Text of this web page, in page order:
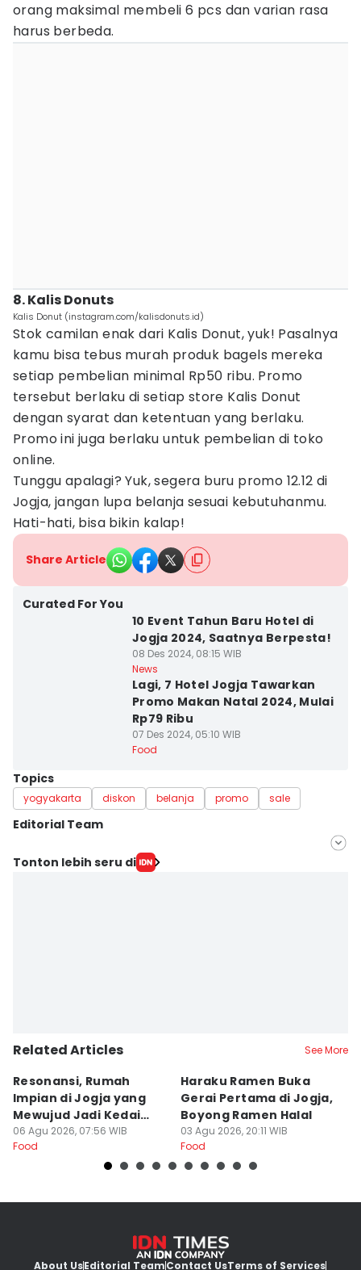
orang maksimal membeli 6 pcs dan varian rasa
harus berbeda.
8. Kalis Donuts
Kalis Donut (instagram.com/kalisdonuts.id)
Stok camilan enak dari Kalis Donut, yuk! Pasalnya
kamu bisa tebus murah produk bagels mereka
setiap pembelian minimal Rp50 ribu. Promo
tersebut berlaku di setiap store Kalis Donut
dengan syarat dan ketentuan yang berlaku.
Promo ini juga berlaku untuk pembelian di toko
online.
Tunggu apalagi? Yuk, segera buru promo 12.12 di
Jogja, jangan lupa belanja sesuai kebutuhanmu.
Hati-hati, bisa bikin kalap!
Share Article
Curated For You
10 Event Tahun Baru Hotel di
Jogja 2024, Saatnya Berpesta!
08 Des 2024, 08:15 WIB
News
Lagi, 7 Hotel Jogja Tawarkan
Promo Makan Natal 2024, Mulai
Rp79 Ribu
07 Des 2024, 05:10 WIB
Food
Topics
yogyakarta diskon belanja promo sale
Editorial Team
Editor
Tonton lebih seru di
Related Articles See More
Resonansi, Rumah
Impian di Jogja yang
Mewujud Jadi Kedai
Ramen dan Burger
06 Agu 2026, 07:56 WIB
Food
Haraku Ramen Buka
Gerai Pertama di Jogja,
Boyong Ramen Halal
03 Agu 2026, 20:11 WIB
Food
About UsEditorial TeamContact UsTerms of Services